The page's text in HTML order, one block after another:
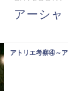
アーシャ
アトリエ考察④～